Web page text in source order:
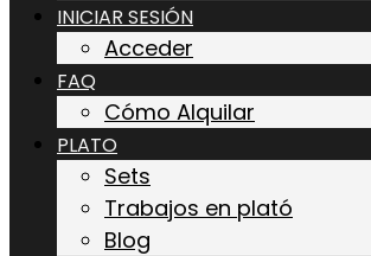
INICIAR SESIÓN
Acceder
FAQ
Cómo Alquilar
PLATO
Sets
Trabajos en plató
Blog